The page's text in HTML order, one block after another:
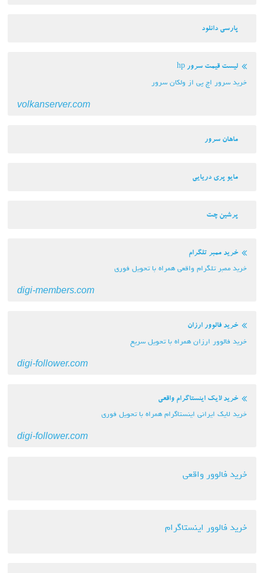
پارسی دانلود
لیست قیمت سرور hp
خرید سرور اچ پی از ولکان سرور
volkanserver.com
ماهان سرور
مایو پری دریایی
پرشین چت
خرید ممبر تلگرام
خرید ممبر تلگرام واقعی همراه با تحویل فوری
digi-members.com
خرید فالوور ارزان
خرید فالوور ارزان همراه با تحویل سریع
digi-follower.com
خرید لایک اینستاگرام واقعی
خرید لایک ایرانی اینستاگرام همراه با تحویل فوری
digi-follower.com
خرید فالوور واقعی
خرید فالوور اینستاگرام